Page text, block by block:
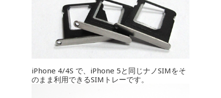
iPhone 4/4S で、iPhone 5と同じナノSIMをそ
のまま利用できるSIMトレーです。